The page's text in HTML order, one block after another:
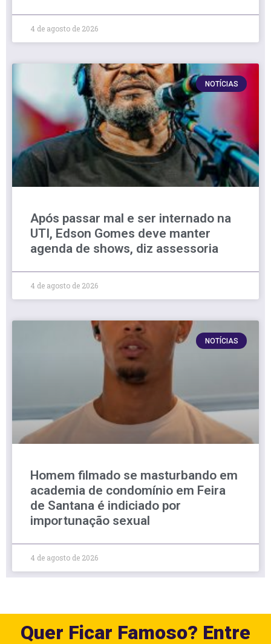
4 de agosto de 2026
NOTÍCIAS
Após passar mal e ser internado na
UTI, Edson Gomes deve manter
agenda de shows, diz assessoria
4 de agosto de 2026
NOTÍCIAS
Homem filmado se masturbando em
academia de condomínio em Feira
de Santana é indiciado por
importunação sexual
4 de agosto de 2026
Quer Ficar Famoso? Entre